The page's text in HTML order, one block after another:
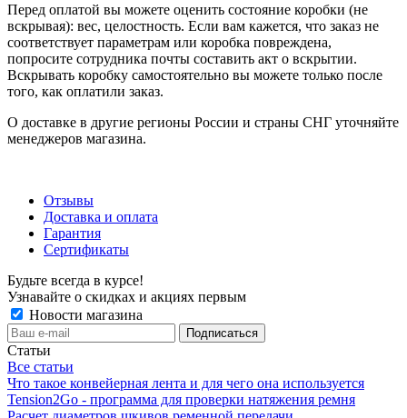
Перед оплатой вы можете оценить состояние коробки (не
вскрывая): вес, целостность. Если вам кажется, что заказ не
соответствует параметрам или коробка повреждена,
попросите сотрудника почты составить акт о вскрытии.
Вскрывать коробку самостоятельно вы можете только после
того, как оплатили заказ.
О доставке в другие регионы России и страны СНГ уточняйте
менеджеров магазина.
Отзывы
Доставка и оплата
Гарантия
Сертификаты
Будьте всегда в курсе!
Узнавайте о скидках и акциях первым
Новости магазина
Статьи
Все статьи
Что такое конвейерная лента и для чего она используется
Tension2Go - программа для проверки натяжения ремня